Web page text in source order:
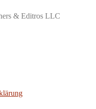
& Editros LLC